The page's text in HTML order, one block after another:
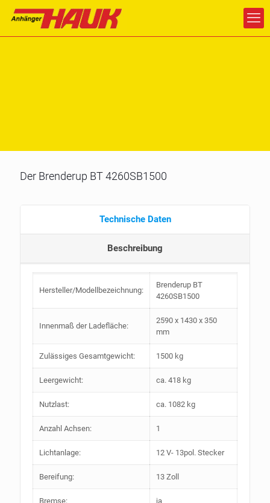
Der Brenderup BT 4260SB1500
Technische Daten
Beschreibung
Hersteller/Modellbezeichnung:
Brenderup BT
4260SB1500
Innenmaß der Ladefläche:
2590 x 1430 x 350
mm
Zulässiges Gesamtgewicht: 1500 kg
Leergewicht: ca. 418 kg
Nutzlast: ca. 1082 kg
Anzahl Achsen: 1
Lichtanlage: 12 V- 13pol. Stecker
Bereifung: 13 Zoll
Bremse: ja